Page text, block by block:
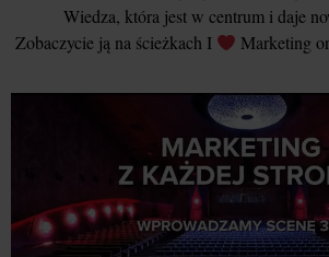
Wiedza, która jest w centrum i daje
Zobaczycie ją na ścieżkach I
Marketing